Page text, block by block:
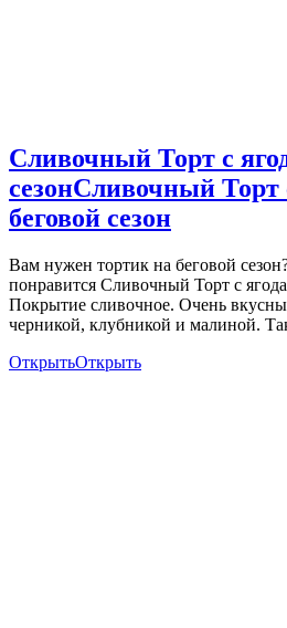
Сливочный Торт с
сезонСливочный Торт
беговой сезон
Вам нужен тортик на беговой
понравится Сливочный Торт с
Покрытие сливочное. Очень
черникой, клубникой и малиной.
ОткрытьОткрыть